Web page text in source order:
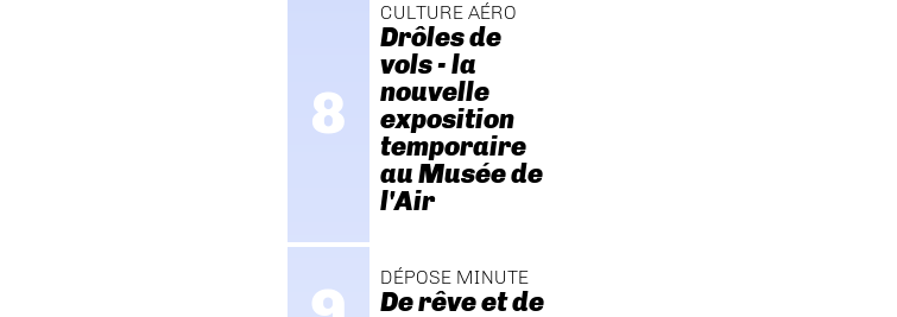
CULTURE AÉRO
Drôles de
vols - la
nouvelle
exposition
temporaire
au Musée de
l'Air
DÉPOSE MINUTE
De rêve et de